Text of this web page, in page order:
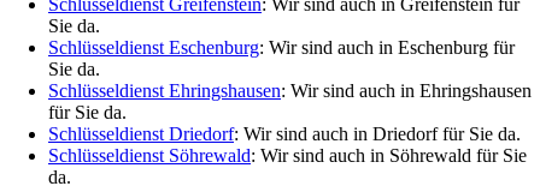
Sie da.
Schlüsseldienst Eschenburg: Wir sind auch in Eschenburg für
Sie da.
Schlüsseldienst Ehringshausen: Wir sind auch in Ehringshausen
für Sie da.
Schlüsseldienst Driedorf: Wir sind auch in Driedorf für Sie da.
Schlüsseldienst Söhrewald: Wir sind auch in Söhrewald für Sie
da.